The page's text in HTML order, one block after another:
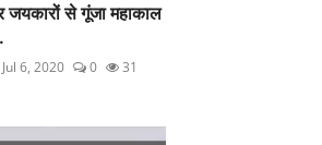
जयकारों से गूंजा महाकाल
Jul 6, 2020 0 31